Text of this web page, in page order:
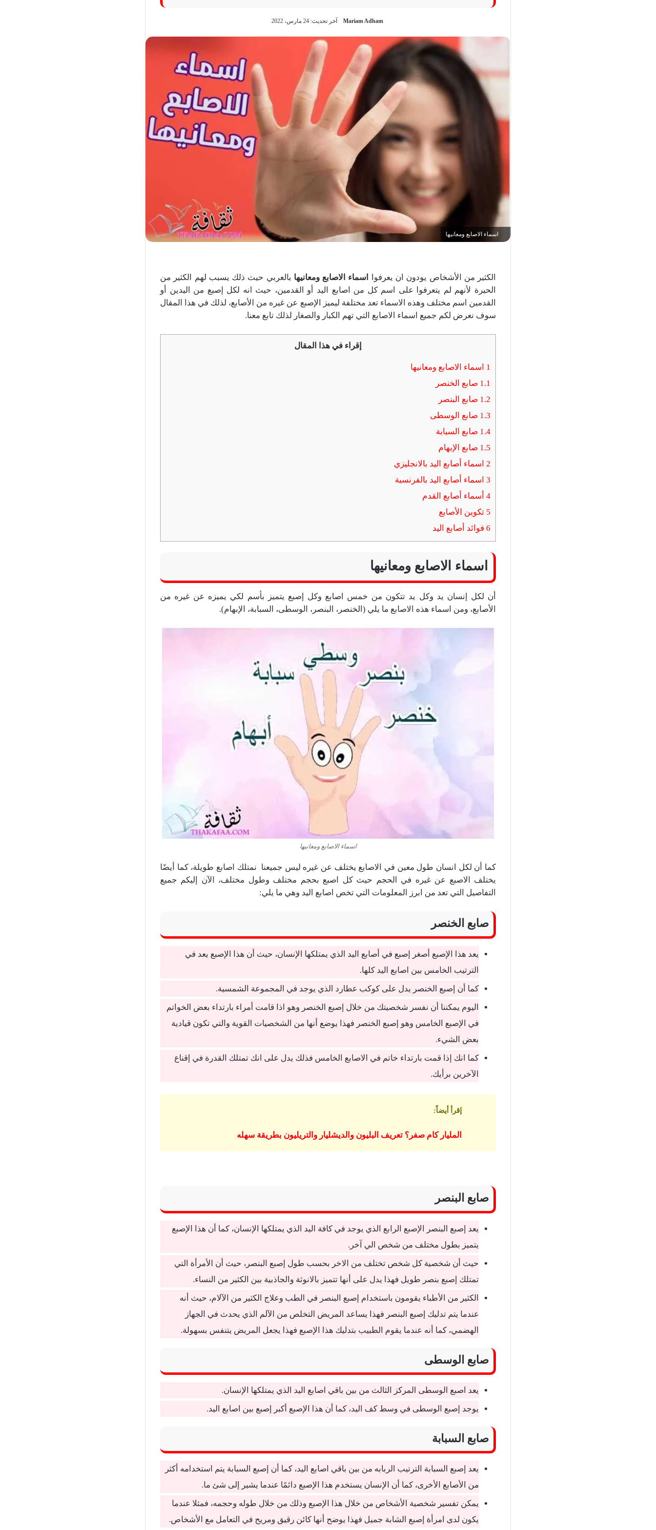
Mariam Adham آخر تحديث: 24 مارس، 2022
اسماء الاصابع ومعانيها
الكثير من الأشخاص يودون ان يعرفوا اسماء الاصابع ومعانيها بالعربي حيث ذلك يسبب لهم الكثير من
الحيرة لأنهم لم يتعرفوا على اسم كل من اصابع اليد أو القدمين، حيث انه لكل إصبع من اليدين أو
القدمين اسم مختلف وهذه الاسماء تعد مختلفة ليميز الإصبع عن غيره من الأصابع، لذلك في هذا المقال
سوف نعرض لكم جميع اسماء الاصابع التي تهم الكبار والصغار لذلك تابع معنا.
إقراء في هذا المقال
1 اسماء الاصابع ومعانيها
1.1 صابع الخنصر
1.2 صابع البنصر
1.3 صابع الوسطى
1.4 صابع السبابة
1.5 صابع الإبهام
2اسماء أصابع اليد بالانجليزي
3اسماء أصابع اليد بالفرنسية
4أسماء أصابع القدم
5 تكوين الأصابع
6فوائد أصابع اليد
اسماء الاصابع ومعانيها
أن لكل إنسان يد وكل يد تتكون من خمس اصابع وكل إصبع يتميز بأسم لكي يميزه عن غيره من
الأصابع، ومن اسماء هذه الاصابع ما يلي (الخنصر، البنصر، الوسطى، السبابة، الإبهام).
اسماء الاصابع ومعانيها
كما أن لكل انسان طول معين في الاصابع يختلف عن غيره ليس جميعنا نمتلك اصابع طويلة، كما أيضًا
يختلف الاصبع عن غيره في الحجم حيث كل اصبع بحجم مختلف وطول مختلف، الآن إليكم جميع
التفاصيل التي تعد من ابرز المعلومات التي تخص اصابع اليد وهي ما يلي:
صابع الخنصر
يعد هذا الإصبع أصغر إصبع في أصابع اليد الذي يمتلكها الإنسان، حيث أن هذا الإصبع يعد في
الترتيب الخامس بين اصابع اليد كلها.
كما أن إصبع الخنصر يدل على كوكب عطارد الذي يوجد في المجموعة الشمسية.
اليوم يمكننا أن نفسر شخصيتك من خلال إصبع الخنصر وهو اذا قامت أمراء بارتداء بعض الخواتم
في الإصبع الخامس وهو إصبع الخنصر فهذا يوضع أنها من الشخصيات القوية والتي تكون قيادية
بعض الشيء.
كما انك إذا قمت بارتداء خاتم في الاصابع الخامس فذلك يدل على انك تمتلك القدرة في إقناع
الآخرين برأيك.
إقرأ أيضاً:
المليار كام صفر؟ تعريف البليون والديشليار والتريليون بطريقة سهله
صابع البنصر
يعد إصبع البنصر الإصبع الرابع الذي يوجد في كافة اليد الذي يمتلكها الإنسان، كما أن هذا الإصبع
يتميز بطول مختلف من شخص الي آخر.
حيث أن شخصية كل شخص تختلف من الاخر بحسب طول إصبع البنصر، حيث أن الأمرأة التي
تمتلك إصبع بنصر طويل فهذا يدل على أنها تتميز بالانوثة والجاذبية بين الكثير من النساء.
الكثير من الأطباء يقومون باستخدام إصبع البنصر في الطب وعلاج الكثير من الآلام، حيث أنه
عندما يتم تدليك إصبع البنصر فهذا يساعد المريض التخلص من الآلم الذي يحدث في الجهاز
الهضمي، كما أنه عندما يقوم الطبيب بتدليك هذا الإصبع فهذا يجعل المريض يتنفس بسهولة.
صابع الوسطى
يعد اصبع الوسطى المركز الثالث من بين باقي اصابع اليد الذي يمتلكها الإنسان.
يوجد إصبع الوسطى في وسط كف اليد، كما أن هذا الإصبع أكبر إصبع بين اصابع اليد.
صابع السبابة
يعد إصبع السبابة الترتيب الربابه من بين باقي اصابع اليد، كما أن إصبع السبابة يتم استخدامه أكثر
من الأصابع الأخرى، كما أن الإنسان يستخدم هذا الإصبع دائمًا عندما يشير إلى شئ ما.
يمكن تفسير شخصية الأشخاص من خلال هذا الإصبع وذلك من خلال طوله وحجمه، فمثلا عندما
يكون لدى امرأة إصبع الشابة جميل فهذا يوضح أنها كائن رقيق ومريح في التعامل مع الأشخاص.